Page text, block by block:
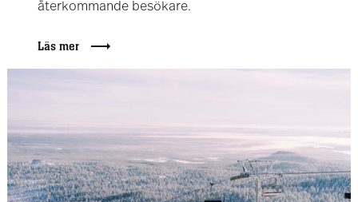
återkommande besökare.
Läs mer